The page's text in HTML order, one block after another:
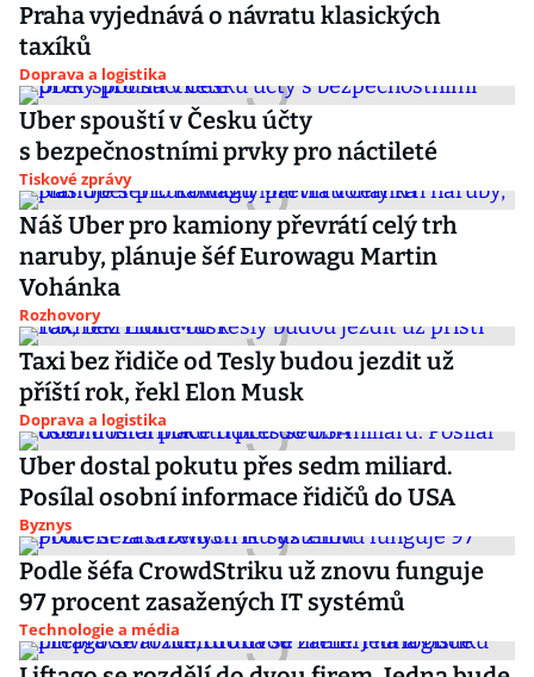
Praha vyjednává o návratu klasických
taxíků
Doprava a logistika
Uber spouští v Česku účty
s bezpečnostními prvky pro náctileté
Tiskové zprávy
Náš Uber pro kamiony převrátí celý trh
naruby, plánuje šéf Eurowagu Martin
Vohánka
Rozhovory
Taxi bez řidiče od Tesly budou jezdit už
příští rok, řekl Elon Musk
Doprava a logistika
Uber dostal pokutu přes sedm miliard.
Posílal osobní informace řidičů do USA
Byznys
Podle šéfa CrowdStriku už znovu funguje
97 procent zasažených IT systémů
Technologie a média